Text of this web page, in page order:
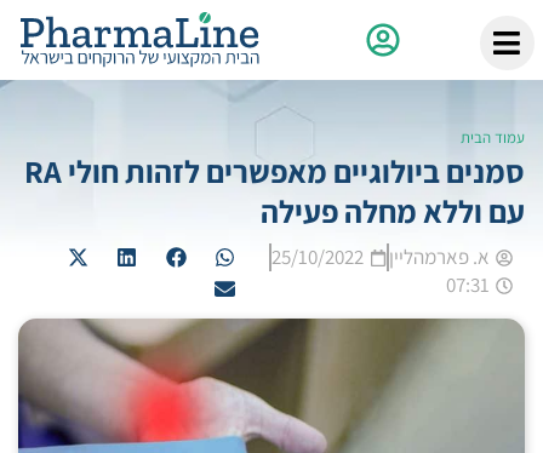
עמוד הבית
סמנים ביולוגיים מאפשרים לזהות חולי RA
עם וללא מחלה פעילה
א. פארמהליין
25/10/2022
07:31